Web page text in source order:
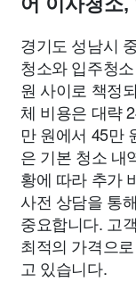
경기도 성남시
청소와 입주청
원 사이로 책정
체 비용은 대략
만 원에서 45만
은 기본 청소 내
황에 따라 추가
사전 상담을 통
중요합니다. 고
최적의 가격으
고 있습니다.